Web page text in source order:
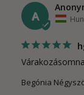
A
Begónia